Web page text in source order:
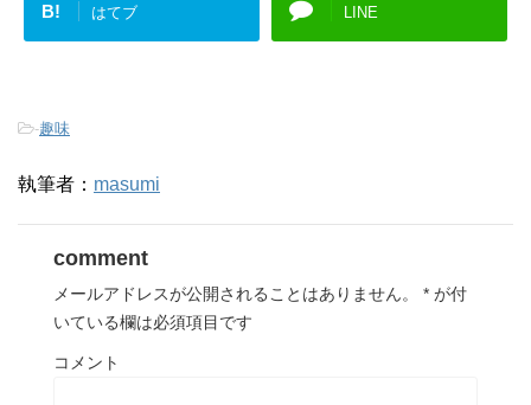
B! はてブ LINE
-趣味
執筆者： masumi
comment
メールアドレスが公開されることはありません。 * が付
いている欄は必須項目です
コメント